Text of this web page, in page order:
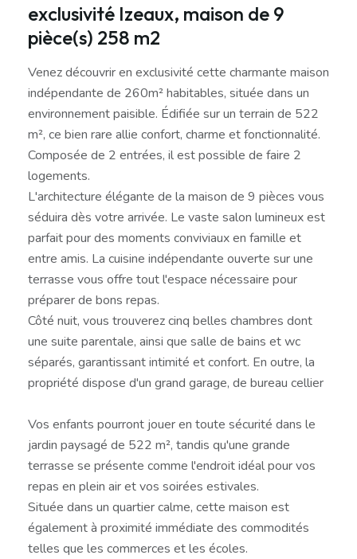
exclusivité Izeaux, maison de 9
pièce(s) 258 m2
Venez découvrir en exclusivité cette charmante maison
indépendante de 260m² habitables, située dans un
environnement paisible. Édifiée sur un terrain de 522
m², ce bien rare allie confort, charme et fonctionnalité.
Composée de 2 entrées, il est possible de faire 2
logements.
L'architecture élégante de la maison de 9 pièces vous
séduira dès votre arrivée. Le vaste salon lumineux est
parfait pour des moments conviviaux en famille et
entre amis. La cuisine indépendante ouverte sur une
terrasse vous offre tout l'espace nécessaire pour
préparer de bons repas.
Côté nuit, vous trouverez cinq belles chambres dont
une suite parentale, ainsi que salle de bains et wc
séparés, garantissant intimité et confort. En outre, la
propriété dispose d'un grand garage, de bureau cellier
Vos enfants pourront jouer en toute sécurité dans le
jardin paysagé de 522 m², tandis qu'une grande
terrasse se présente comme l'endroit idéal pour vos
repas en plein air et vos soirées estivales.
Située dans un quartier calme, cette maison est
également à proximité immédiate des commodités
telles que les commerces et les écoles.